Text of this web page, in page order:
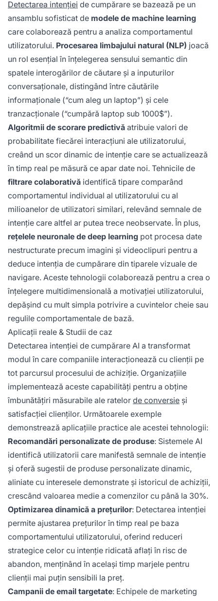
Detectarea intenției de cumpărare se bazează pe un
ansamblu sofisticat de modele de machine learning
care colaborează pentru a analiza comportamentul
utilizatorului. Procesarea limbajului natural (NLP) joacă
un rol esențial în înțelegerea sensului semantic din
spatele interogărilor de căutare și a inputurilor
conversaționale, distingând între căutările
informaționale (“cum aleg un laptop”) și cele
tranzacționale (“cumpără laptop sub 1000$”).
Algoritmii de scorare predictivă atribuie valori de
probabilitate fiecărei interacțiuni ale utilizatorului,
creând un scor dinamic de intenție care se actualizează
în timp real pe măsură ce apar date noi. Tehnicile de
filtrare colaborativă identifică tipare comparând
comportamentul individual al utilizatorului cu al
milioanelor de utilizatori similari, relevând semnale de
intenție care altfel ar putea trece neobservate. În plus,
rețelele neuronale de deep learning pot procesa date
nestructurate precum imagini și videoclipuri pentru a
deduce intenția de cumpărare din tiparele vizuale de
navigare. Aceste tehnologii colaborează pentru a crea o
înțelegere multidimensională a motivației utilizatorului,
depășind cu mult simpla potrivire a cuvintelor cheie sau
regulile comportamentale de bază.
Aplicații reale & Studii de caz
Detectarea intenției de cumpărare AI a transformat
modul în care companiile interacționează cu clienții pe
tot parcursul procesului de achiziție. Organizațiile
implementează aceste capabilități pentru a obține
îmbunătățiri măsurabile ale ratelor de conversie și
satisfacției clienților. Următoarele exemple
demonstrează aplicațiile practice ale acestei tehnologii:
Recomandări personalizate de produse: Sistemele AI
identifică utilizatorii care manifestă semnale de intenție
și oferă sugestii de produse personalizate dinamic,
aliniate cu interesele demonstrate și istoricul de achiziții,
crescând valoarea medie a comenzilor cu până la 30%.
Optimizarea dinamică a prețurilor: Detectarea intenției
permite ajustarea prețurilor în timp real pe baza
comportamentului utilizatorului, oferind reduceri
strategice celor cu intenție ridicată aflați în risc de
abandon, menținând în același timp marjele pentru
clienții mai puțin sensibili la preț.
Campanii de email targetate: Echipele de marketing